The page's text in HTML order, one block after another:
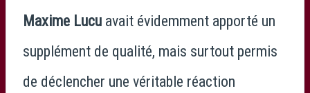
Maxime Lucu avait évidemment apporté un
supplément de qualité, mais surtout permis
de déclencher une véritable réaction